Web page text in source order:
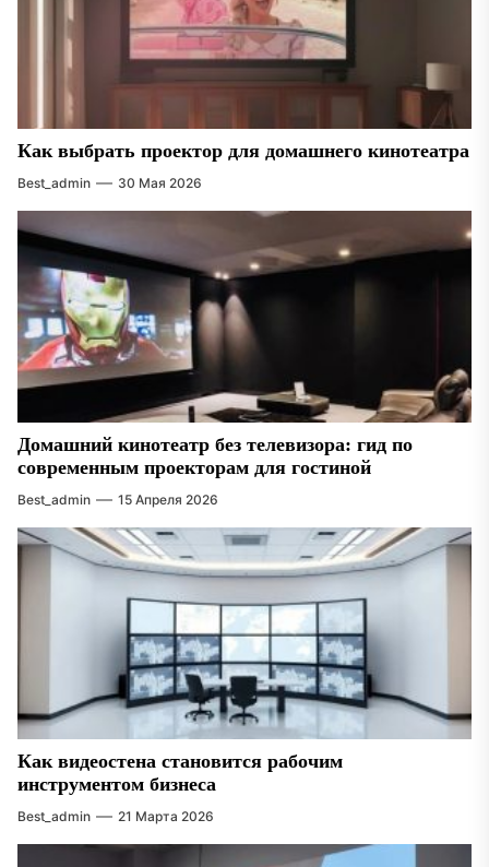
Как выбрать проектор для домашнего кинотеатра
Best_admin 30 Мая 2026
Домашний кинотеатр без телевизора: гид по
современным проекторам для гостиной
Best_admin 15 Апреля 2026
Как видеостена становится рабочим
инструментом бизнеса
Best_admin 21 Марта 2026